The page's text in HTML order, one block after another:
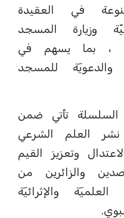
في العقيدة
وزيارة المسجد
، بما يسهم في
والدعويٓة للمسجد
تأتي ضمن
العلم الشرعي
وتعزيز القيم
والزائرين من
والإثرائيٓة